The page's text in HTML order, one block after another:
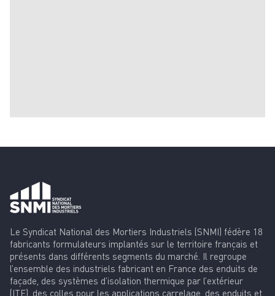
Le Syndicat National des Mortiers Industriels (SNMI) fédère 18
fabricants formulateurs implantés sur le territoire français et
présents dans différents segments du marché. Il regroupe
l’ensemble des industriels fabricant en France des enduits de
façade, des systèmes d’isolation thermique par l’extérieur
(ITE), des colles pour les applications carrelage, des enduits et